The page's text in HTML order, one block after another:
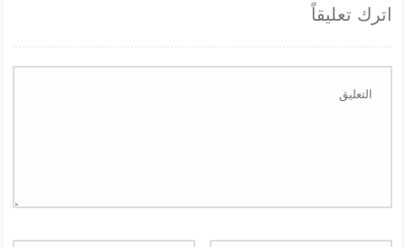
اترك تعليقاً